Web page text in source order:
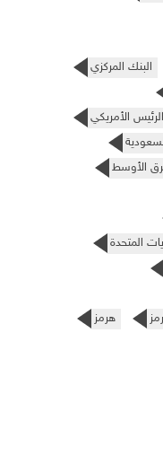
البنك المركزي
الرئيس الأمريكي
الأوسط
المتحدة
هرمز